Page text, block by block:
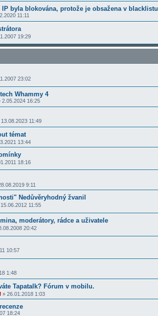
IP byla blokována, protože je obsažena v blacklistu
11:11
19:29
23:02
Whammy 4
2.05.2024 16:25
13.08.2023 11:49
témat
13:44
18:16
9:11
Nedůvěryhodný žvanil
15.06.2012 11:55
moderátory, rádce a uživatele
20:42
10:57
1:48
Tapatalk? Fórum v mobilu.
» 26.01.2018 1:03
18:24